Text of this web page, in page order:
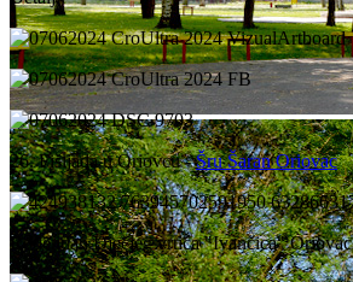
26. Fišijada u Oriovcu -Šru Šaran Oriovac
Rođendan Dječjeg vrtića "Ivančica" Oriovac